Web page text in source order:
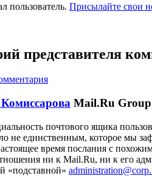
пользователь. Присылайте свои
представителя
Mail.Ru Group
почтового ящика
не единственным, которое мы
время послания с
ни к Mail.Ru, ни к его
«подставной»